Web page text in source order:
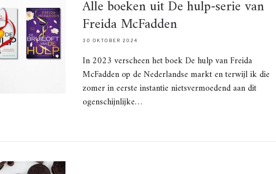
Alle boeken uit De hulp-serie van
Freida McFadden
30 OKTOBER 2024
In 2023 verscheen het boek De hulp van Freida
McFadden op de Nederlandse markt en terwijl ik die
zomer in eerste instantie nietsvermoedend aan dit
ogenschijnlijke…